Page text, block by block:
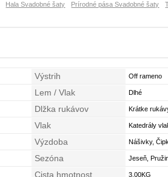
Hala Svadobné šaty Prírodné pása Svadobné šaty
Výstrih Off rameno
Lem / Vlak Dlhé
Dlžka rukávov Krátke
Vlak Katedrály
Výzdoba Nášivky,
Sezóna Jeseň,
Cista hmotnost 3.00KG